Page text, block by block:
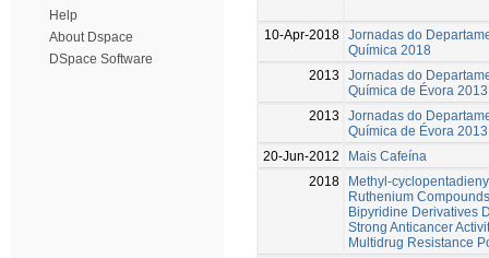
Help
About Dspace
DSpace Software
10-Apr-2018 Jornadas do
Química 2018
2013
Jornadas do
Química de Évora 2013
2013
Jornadas do
Química de Évora 2013
20-Jun-2012
Mais Cafeína
2018
Methyl-
Ruthenium
Bipyridine Derivatives
Strong Anticancer
Multidrug Resistance